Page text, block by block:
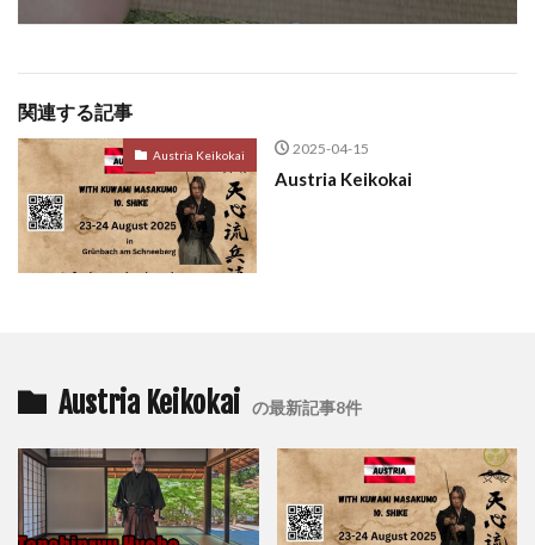
関連する記事
Austria Keikokai 2025-04-15
Austria Keikokai
Austria Keikokai の最新記事8件